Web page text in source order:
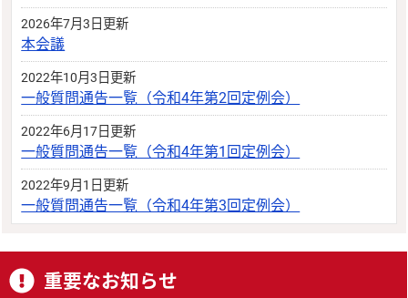
2026年7月3日更新
本会議
2022年10月3日更新
一般質問通告一覧（令和4年第2回定例会）
2022年6月17日更新
一般質問通告一覧（令和4年第1回定例会）
2022年9月1日更新
一般質問通告一覧（令和4年第3回定例会）
重要なお知らせ